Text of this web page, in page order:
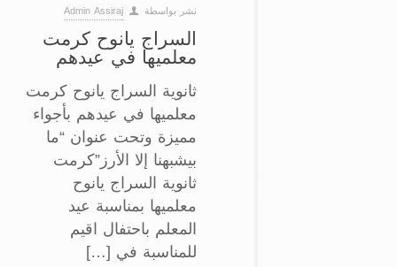
نشر بواسطة Admin Assiraj
السراج يانوح كرمت
معلميها في عيدهم
ثانوية السراج يانوح كرمت
معلميها في عيدهم بأجواء
مميزة وتحت عنوان “ما
بيشبهنا إلا الأرز”كرمت
ثانوية السراج يانوح
معلميها بمناسبة عيد
المعلم باحتفال اقيم
للمناسبة في […]